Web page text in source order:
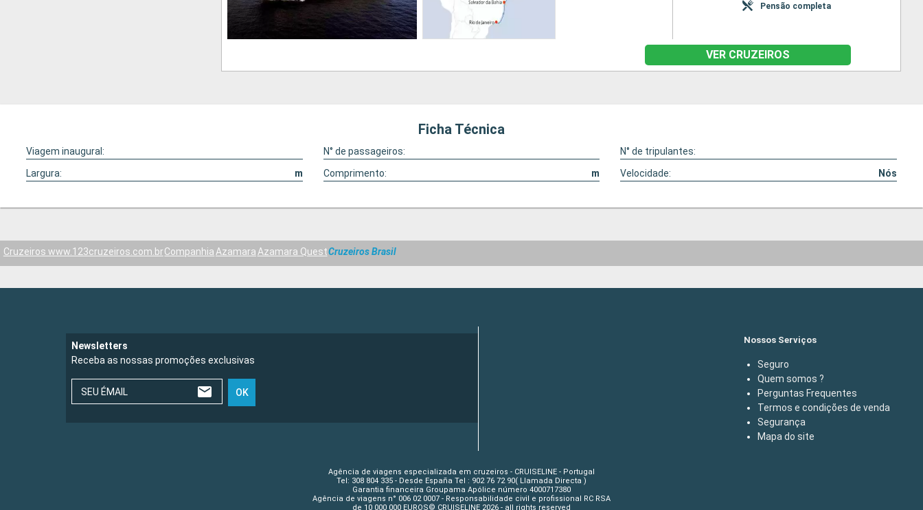
Pensão completa
VER CRUZEIROS
Ficha Técnica
Viagem inaugural: N° de passageiros:
N° de tripulantes:
Largura:
m Comprimento: m Velocidade: Nós
Cruzeiros www.123cruzeiros.com.brCompanhiaAzamaraAzamara QuestCruzeiros Brasil
Newsletters
Receba as nossas promoções exclusivas
SEU ÉMAIL OK
Nossos Serviços
Seguro
Quem somos ?
Perguntas Frequentes
Termos e condições de venda
Segurança
Mapa do site
Agência de viagens especializada em cruzeiros - CRUISELINE - Portugal
Tel: 308 804 335 - Desde España Tel : 902 76 72 90( Llamada Directa )
Garantia financeira Groupama Apólice número 4000717380
Agência de viagens n° 006 02 0007 - Responsabilidade civil e profissional RC RSA
de 10 000 000 EUROS© CRUISELINE 2026 - all rights reserved